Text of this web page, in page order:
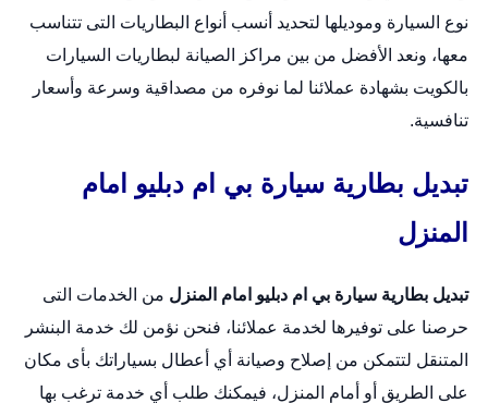
نوع السيارة وموديلها لتحديد أنسب أنواع البطاريات التى تتناسب
معها، ونعد الأفضل من بين مراكز الصيانة لبطاريات السيارات
بالكويت بشهادة عملائنا لما نوفره من مصداقية وسرعة وأسعار
تنافسية.
تبديل بطارية سيارة بي ام دبليو امام
المنزل
تبديل بطارية سيارة بي ام دبليو امام المنزل من الخدمات التى
حرصنا على توفيرها لخدمة عملائنا، فنحن نؤمن لك خدمة البنشر
المتنقل لتتمكن من إصلاح وصيانة أي أعطال بسياراتك بأى مكان
على الطريق أو أمام المنزل، فيمكنك طلب أي خدمة ترغب بها